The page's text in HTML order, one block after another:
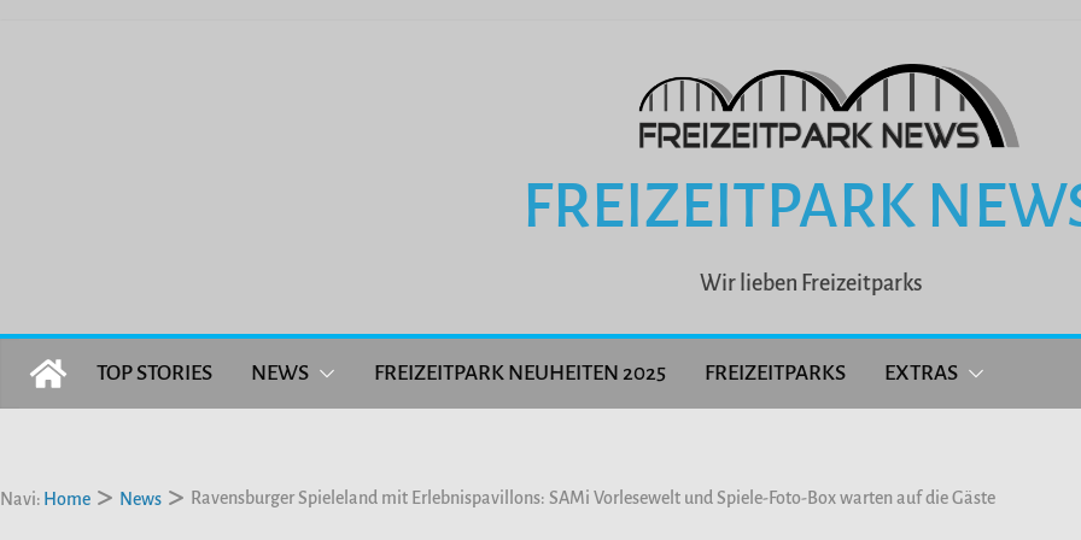
FREIZEITPARK
Wir lieben Freizeitparks
TOP STORIES NEWS FREIZEITPARK NEUHEITEN 2025 FREIZEITPARKS EXTRAS
Navi: Home News Ravensburger Spieleland mit Erlebnispavillons: SAMi Vorlesewelt und Spiele-Foto-Box warten auf die Gäste